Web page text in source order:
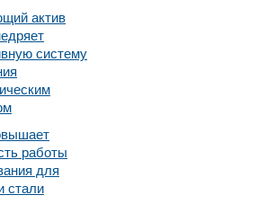
актив
систему
работы
для
стали